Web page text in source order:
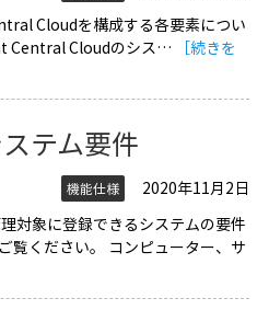
Cloudを構成する各要素につい
Central Cloudのシス…
［続きを
テム要件
機能仕様
2020年11月2日
対象に登録できるシステムの要件
覧ください。 コンピューター、サ